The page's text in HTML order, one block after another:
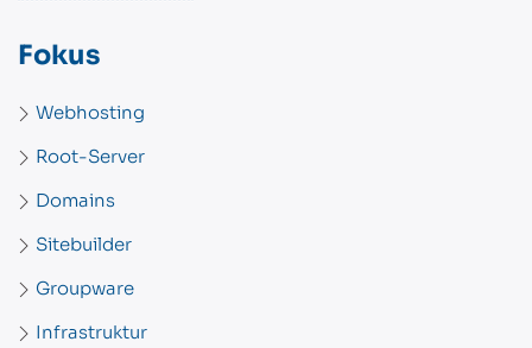
Fokus
Webhosting
Root-Server
Domains
Sitebuilder
Groupware
Infrastruktur